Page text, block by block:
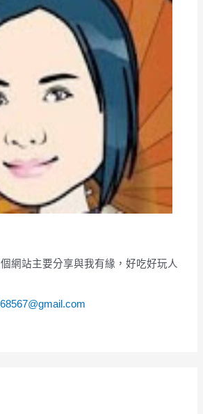
網站主要分享與我有緣，好吃好玩人